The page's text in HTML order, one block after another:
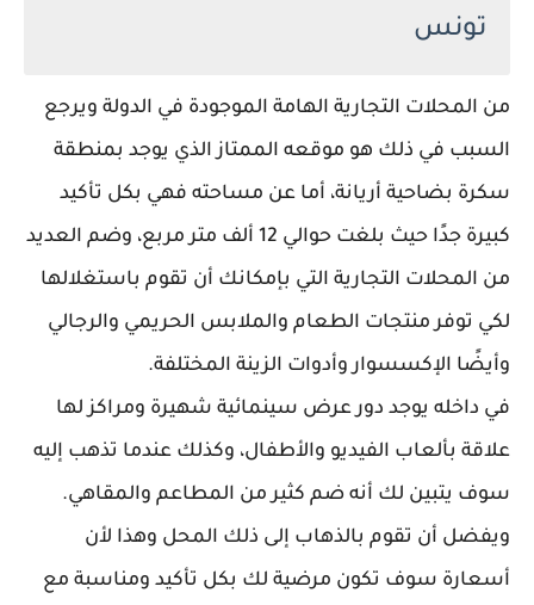
تونس
من المحلات التجارية الهامة الموجودة في الدولة ويرجع
السبب في ذلك هو موقعه الممتاز الذي يوجد بمنطقة
سكرة بضاحية أريانة، أما عن مساحته فهي بكل تأكيد
كبيرة جدًا حيث بلغت حوالي 12 ألف متر مربع، وضم العديد
من المحلات التجارية التي بإمكانك أن تقوم باستغلالها
لكي توفر منتجات الطعام والملابس الحريمي والرجالي
وأيضًا الإكسسوار وأدوات الزينة المختلفة.
في داخله يوجد دور عرض سينمائية شهيرة ومراكز لها
علاقة بألعاب الفيديو والأطفال، وكذلك عندما تذهب إليه
سوف يتبين لك أنه ضم كثير من المطاعم والمقاهي.
ويفضل أن تقوم بالذهاب إلى ذلك المحل وهذا لأن
أسعارة سوف تكون مرضية لك بكل تأكيد ومناسبة مع